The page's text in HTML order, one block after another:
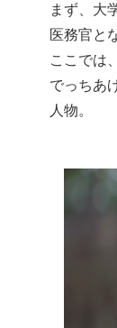
まず、大
医務官と
ここでは
でっちあ
人物。